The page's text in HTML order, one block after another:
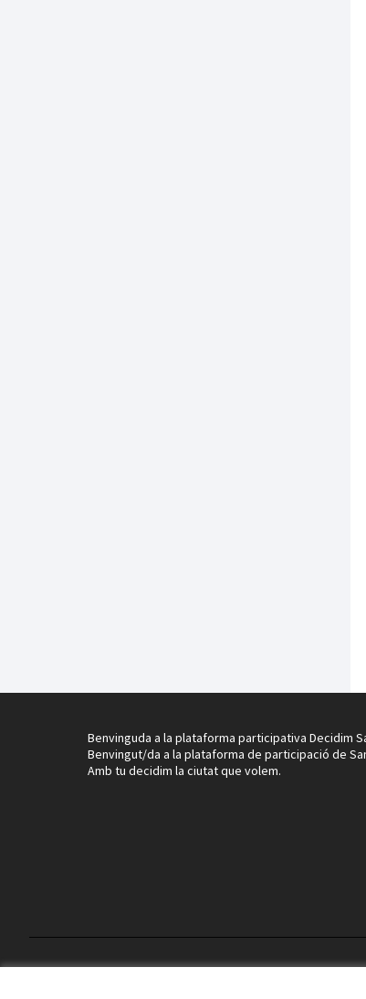
Benvinguda a la plataforma participativa Decidim
Benvingut/da a la plataforma de participació de
Amb tu decidim la ciutat que volem.